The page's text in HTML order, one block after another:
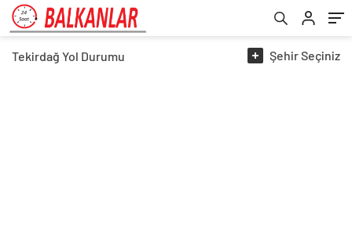
Tekirdağ Yol Durumu ŞehirSeçiniz